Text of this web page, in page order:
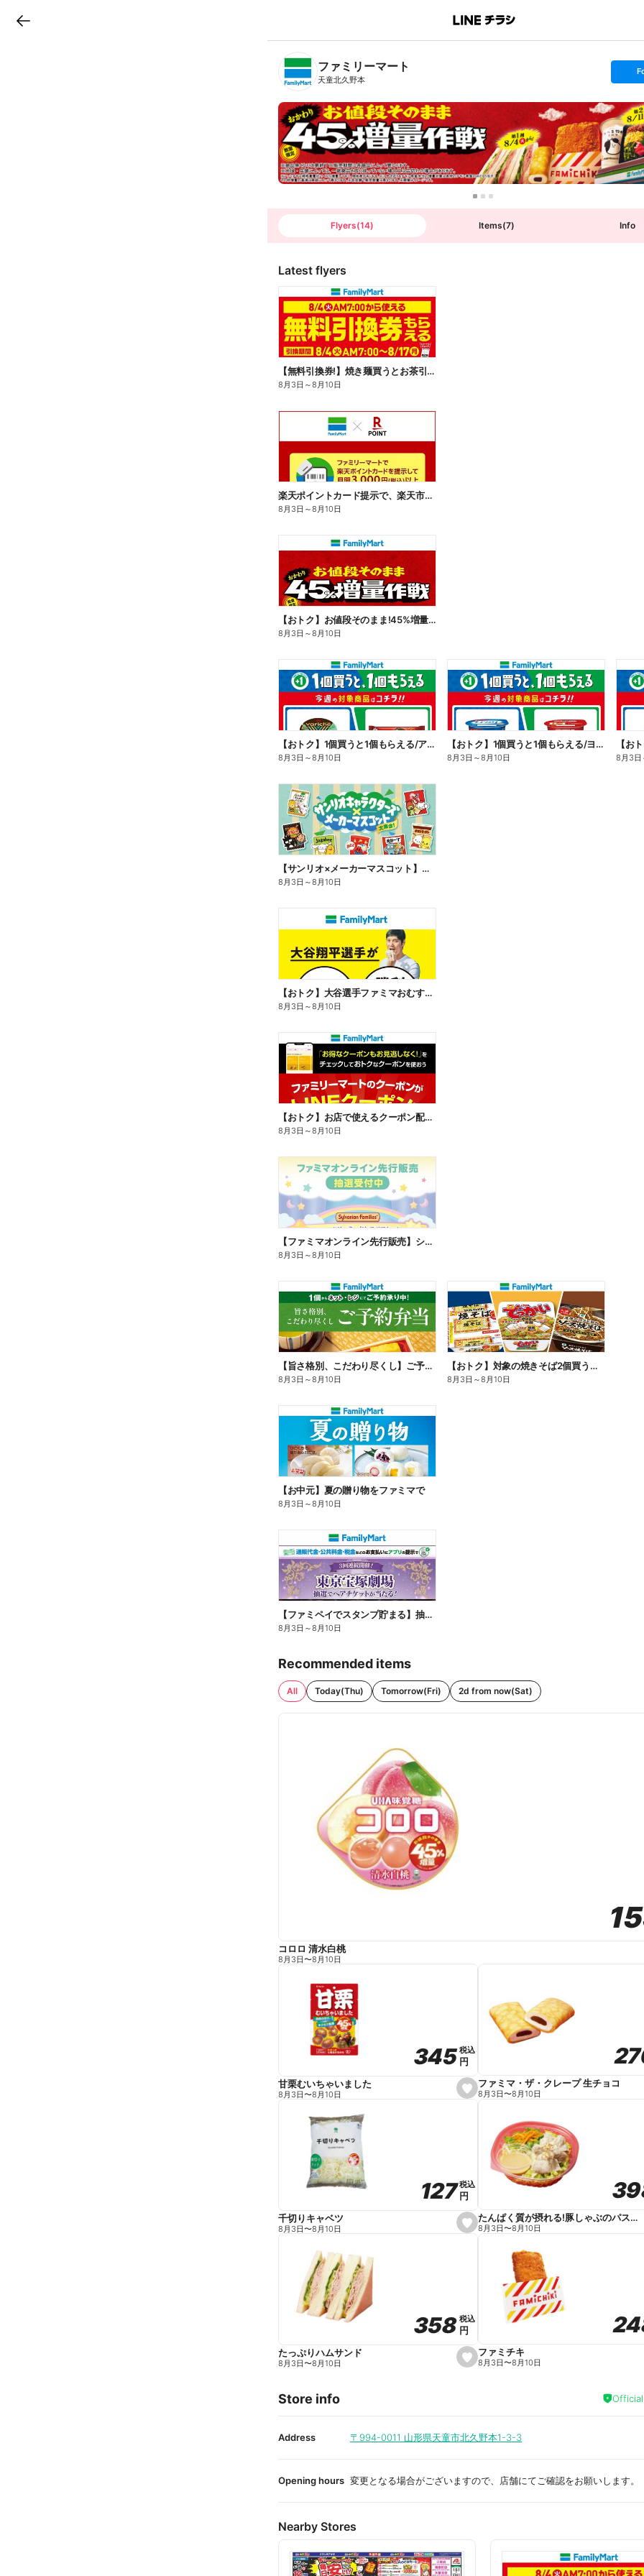
B
n
T
ファミリーマート
天童北久野本
s
t
o
l
l
o
w
Flyers(14) Items(7) Info
Latest flyers
【無料引換券!】焼き麺買うとお茶引換券貰える!
8月3日 ～8月10日
楽天ポイントカード提示で、楽天市場でのお買い物がおトクに!
8月3日 ～8月10日
【おトク】お値段そのまま!45%増量作戦!
8月3日 ～8月10日
【おトク】1個買うと1個もらえる/アイス
8月3日 ～8月10日
【おトク】1個買うと1個もらえる/ヨーグルト
8月3日 ～8月10日
【お
8月3日
【サンリオ×メーカーマスコット】オリジナルグッズ貰える!
8月3日 ～8月10日
【おトク】大谷選手ファミマおむすび割
8月3日 ～8月10日
【おトク】お店で使えるクーポン配信中
8月3日 ～8月10日
【ファミマオンライン先行販売】シルバニアファミリー
8月3日 ～8月10日
【旨さ格別、こだわり尽くし】ご予約弁当
8月3日 ～8月10日
【おトク】対象の焼きそば2個買うと100円引き!
8月3日 ～8月10日
【お中元】夏の贈り物をファミマで
8月3日 ～8月10日
【ファミペイでスタンプ貯まる】抽選でペアチケットが当たる!
8月3日 ～8月10日
Recommended items
All Today(Thu) Tomorrow(Fri) 2d from now(Sat)
コロロ 清水白桃
8月3日〜8月10日
s
e
e
345
345税込
税込
円
円
甘栗むいちゃいました
8月3日〜8月10日
ファミマ・ザ・クレープ 生チョコ
8月3日〜8月10日
s
e
e
127
127税込
税込
円
円
千切りキャベツ
8月3日〜8月10日
たんぱく質が摂れる!豚しゃぶのパスタサラダ
8月3日〜8月10日
s
e
i
t
358
358税込
税込
円
円
たっぷりハムサンド
8月3日〜8月10日
ファミチキ
8月3日〜8月10日
Store info
Address 〒994-0011 山形県天童市北久野本1-3-3
Opening hours 変更となる場合がございますので、店舗にてご確認をお願いします。
Nearby Stores